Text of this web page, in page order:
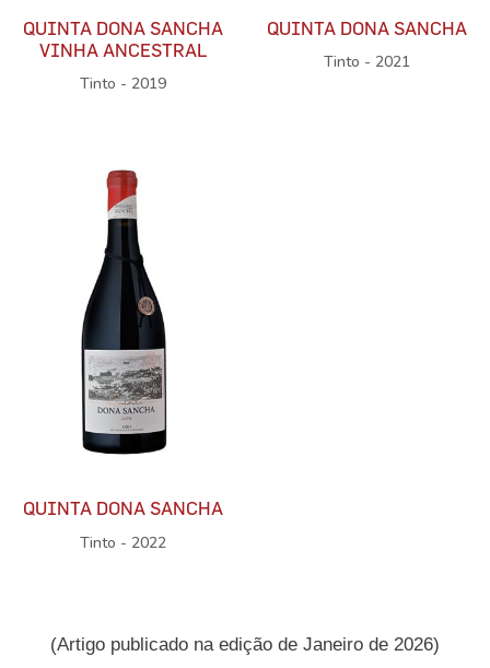
QUINTA DONA SANCHA
VINHA ANCESTRAL
Tinto - 2019
QUINTA DONA SANCHA
Tinto - 2021
QUINTA DONA SANCHA
Tinto - 2022
(Artigo publicado na edição de Janeiro de 2026)